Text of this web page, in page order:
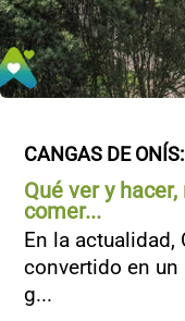
CANGAS DE
Qué ver y
comer...
En la actualidad,
convertido en
g...